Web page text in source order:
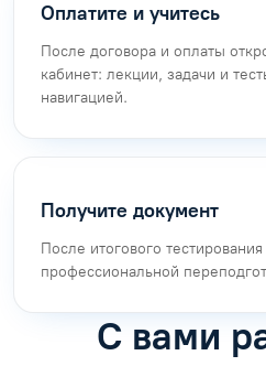
Оплатите и учитесь
После договора и оплаты
кабинет: лекции, задачи и
навигацией.
Получите документ
После итогового
профессиональной
С вами